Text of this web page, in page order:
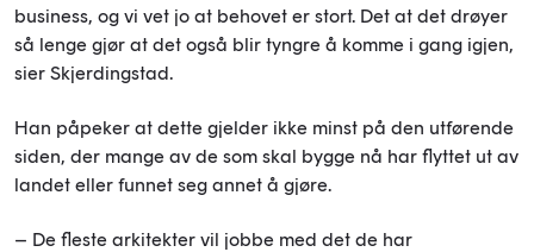
business, og vi vet jo at behovet er stort. Det at det drøyer
så lenge gjør at det også blir tyngre å komme i gang igjen,
sier Skjerdingstad.
Han påpeker at dette gjelder ikke minst på den utførende
siden, der mange av de som skal bygge nå har flyttet ut av
landet eller funnet seg annet å gjøre.
– De fleste arkitekter vil jobbe med det de har